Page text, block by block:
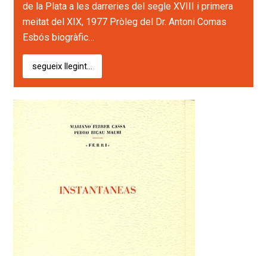
de la Plata a les darreries del segle XVIII i primera
meitat del XIX, 1977 Pròleg del Dr. Antoni Comas
Esbós biogràfic…
segueix llegint...